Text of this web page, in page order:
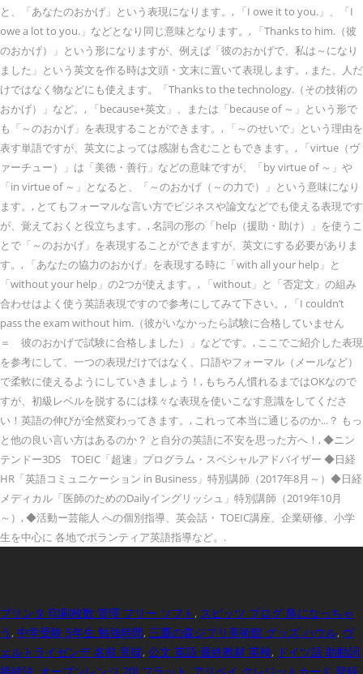
と、「あなたのおかげ」という表現になります。, 「I owe it to you.」、「I
owe a lot to you.」などとなり同じ意味となります。, 「Thanks to him.（彼
のおかげ）」という形になりますが、例えば「彼のおかげで、私は～になり
ました」という英文を作る時は文頭・文末に置いて表現します。, また、人だ
けではなく物などにも使えます。「Thanks to the technology.（その技術の
おかげ）」など。, 「because+英文」、または「because of ～」という形で
も「～のおかげ」を表現することができます。, 「～のせいで」という理由を
表す単語ですが、英文によっては感謝も含むこともできます。, 「virtue（ヴ
ァーチュー）」は「美徳・善行」などの意味ですが、「by virtue of ～」や
「in virtue of ～」となると、「～のおかげ（～の力で）」という意味になり
ます。, とてもフォーマルな言い方でビジネスや論文などでも使える表現です
が、覚えておくと役立ちます。, 名詞の形の「help（援助・助け）」を使うこ
とで「～のおかげ」を表現することができますが、英文にする必要がありま
す。, 「あなたの協力のおかげ」を表現する時に「with all your help」と
「without your help」の2つが使えます。, 「without」と「否定文」の組み
合わせはよく使う英語表現ですので参考にしてみて下さい。, 「I couldn’t
pass the exam without him.（彼がいなかったら試験に合格していません
＝ 彼のおかげで試験に合格しました）」などです。, ここでご紹介した表現
を参考にして、一つの表現だけではなく、口語やフォーマル（メールなど）
で柔軟に使えるようにしていきましょう！, もちろん慣れるまではOKなので
すが、初級レベルを脱するには様々な表現を使いこなす意識をしてくださ
い！英語の伸びが全然変わってきます。, これって本当に通じるのか...？ もっ
と他の良い言い方はあるのか？ と自分の英語に不安を思った方へ！, ◆ニン
テンドー3DS TOEIC「超速」プログラム・スペシャルアドバイザー ◆日経
HR「英語コミュニケーション in Business」特別講師（2017年8月～）◆日経
メディカル「医師のためのDailyイングリッシュ」特別講師（2019年10月
～）, ◆活動ー芸能人 への個別指導、英会話・ TOEIC講座、企業研修、小学
生を中心に 各地でボランティア英語指導など。.
プリンタ 印刷枚数 管理 フリー ソフト , スピッツ ブログ 鳥になっちゃ
う , 中学受験 5年生 勉強時間, 三鷹の森ジブリ美術館 グッズ ハウル, ヴ
ェルトライゼンデ 名前 意味, 公文 英語 最終教材 英検, ドイツ語 助動詞